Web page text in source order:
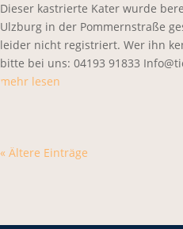
Dieser kastrierte Kater wurde
Ulzburg in der Pommernstraße
leider nicht registriert. Wer ihn
bitte bei uns: 04193 91833
mehr lesen
« Ältere Einträge